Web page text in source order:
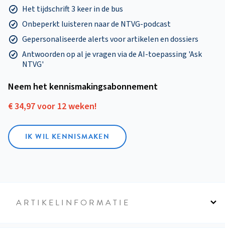
Het tijdschrift 3 keer in de bus
Onbeperkt luisteren naar de NTVG-podcast
Gepersonaliseerde alerts voor artikelen en dossiers
Antwoorden op al je vragen via de AI-toepassing 'Ask
NTVG'
Neem het kennismakings­abonnement
€ 34,97 voor 12 weken!
IK WIL KENNISMAKEN
ARTIKELINFORMATIE